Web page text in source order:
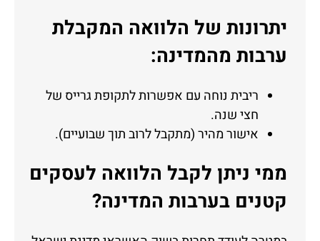
יתרונות של הלוואה המקבלת
ערבות מהמדינה:
ריבית נוחה עם אפשרות לתקופת גרייס של
חצי שנה.
אישור מהיר (מתקבל לרוב תוך שבועיים).
ממי ניתן לקבל הלוואה לעסקים
קטנים בערבות המדינה?